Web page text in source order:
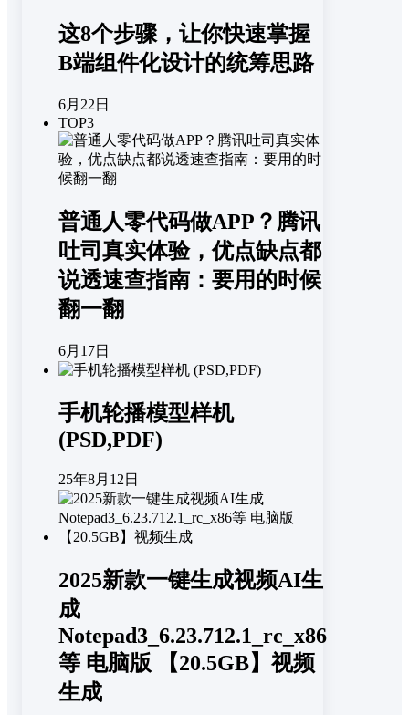
这8个步骤，让你快速掌握
B端组件化设计的统筹思路
6月22日
TOP3
普通人零代码做APP？腾讯
吐司真实体验，优点缺点都
说透速查指南：要用的时候
翻一翻
6月17日
手机轮播模型样机
(PSD,PDF)
25年8月12日
2025新款一键生成视频AI生
成
Notepad3_6.23.712.1_rc_x86
等 电脑版 【20.5GB】视频
生成